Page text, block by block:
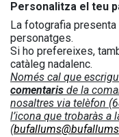
Personalitza el teu
La fotografia
personatges.
Si ho prefereixes,
catàleg nadalenc.
Només cal que
comentaris de la
nosaltres via telèfon
l’icona que trobaràs a
(